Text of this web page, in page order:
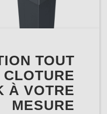
TOUT
À VOTRE
MESURE